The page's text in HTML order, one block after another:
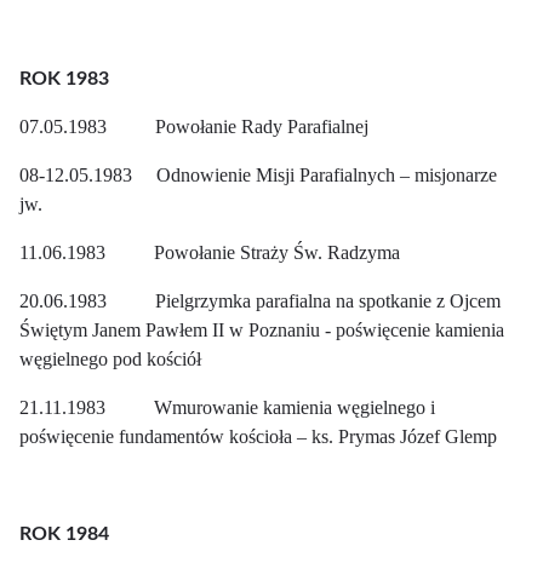
ROK 1983
07.05.1983 Powołanie Rady Parafialnej
08-12.05.1983 Odnowienie Misji Parafialnych – misjonarze
jw.
11.06.1983 Powołanie Straży Św. Radzyma
20.06.1983 Pielgrzymka parafialna na spotkanie z Ojcem
Świętym Janem Pawłem II w Poznaniu - poświęcenie kamienia
węgielnego pod kościół
21.11.1983 Wmurowanie kamienia węgielnego i
poświęcenie fundamentów kościoła – ks. Prymas Józef Glemp
ROK 1984